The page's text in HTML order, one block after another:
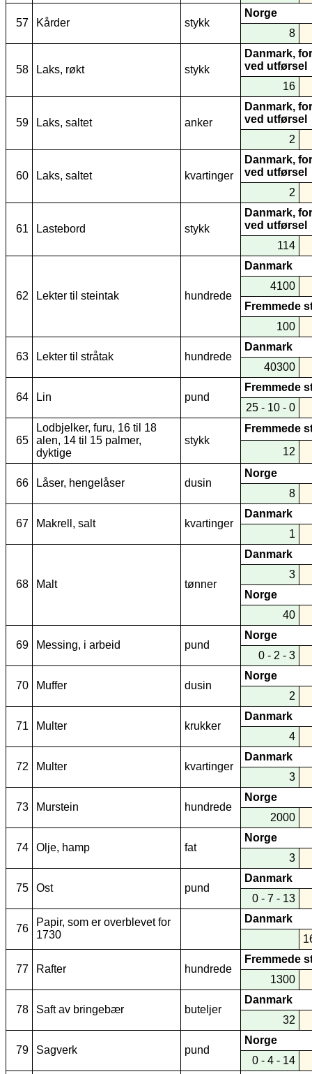
57 Kårder stykk
Norge
8
58 Laks, røkt stykk
Danmark,
ved utførsel
16
59 Laks, saltet anker
Danmark,
ved utførsel
2
60 Laks, saltet kvartinger
Danmark,
ved utførsel
2
61 Lastebord stykk
Danmark,
ved utførsel
114
62 Lekter til steintak hundrede
Danmark
4100
Fremmede
100
63 Lekter til stråtak hundrede
Danmark
40300
64 Lin pund
Fremmede
25 - 10 - 0
65
Lodbjelker, furu, 16 til 18
alen, 14 til 15 palmer,
dyktige
stykk
Fremmede
12
66 Låser, hengelåser dusin
Norge
8
67 Makrell, salt kvartinger
Danmark
1
68 Malt tønner
Danmark
3
Norge
40
69 Messing, i arbeid pund
Norge
0 - 2 - 3
70 Muffer dusin
Norge
2
71 Multer krukker
Danmark
4
72 Multer kvartinger
Danmark
3
73 Murstein hundrede
Norge
2000
74 Olje, hamp fat
Norge
3
75 Ost pund
Danmark
0 - 7 - 13
76
Papir, som er overblevet for
1730
Danmark
77 Rafter hundrede
Fremmede
1300
78 Saft av bringebær buteljer
Danmark
32
79 Sagverk pund
Norge
0 - 4 - 14